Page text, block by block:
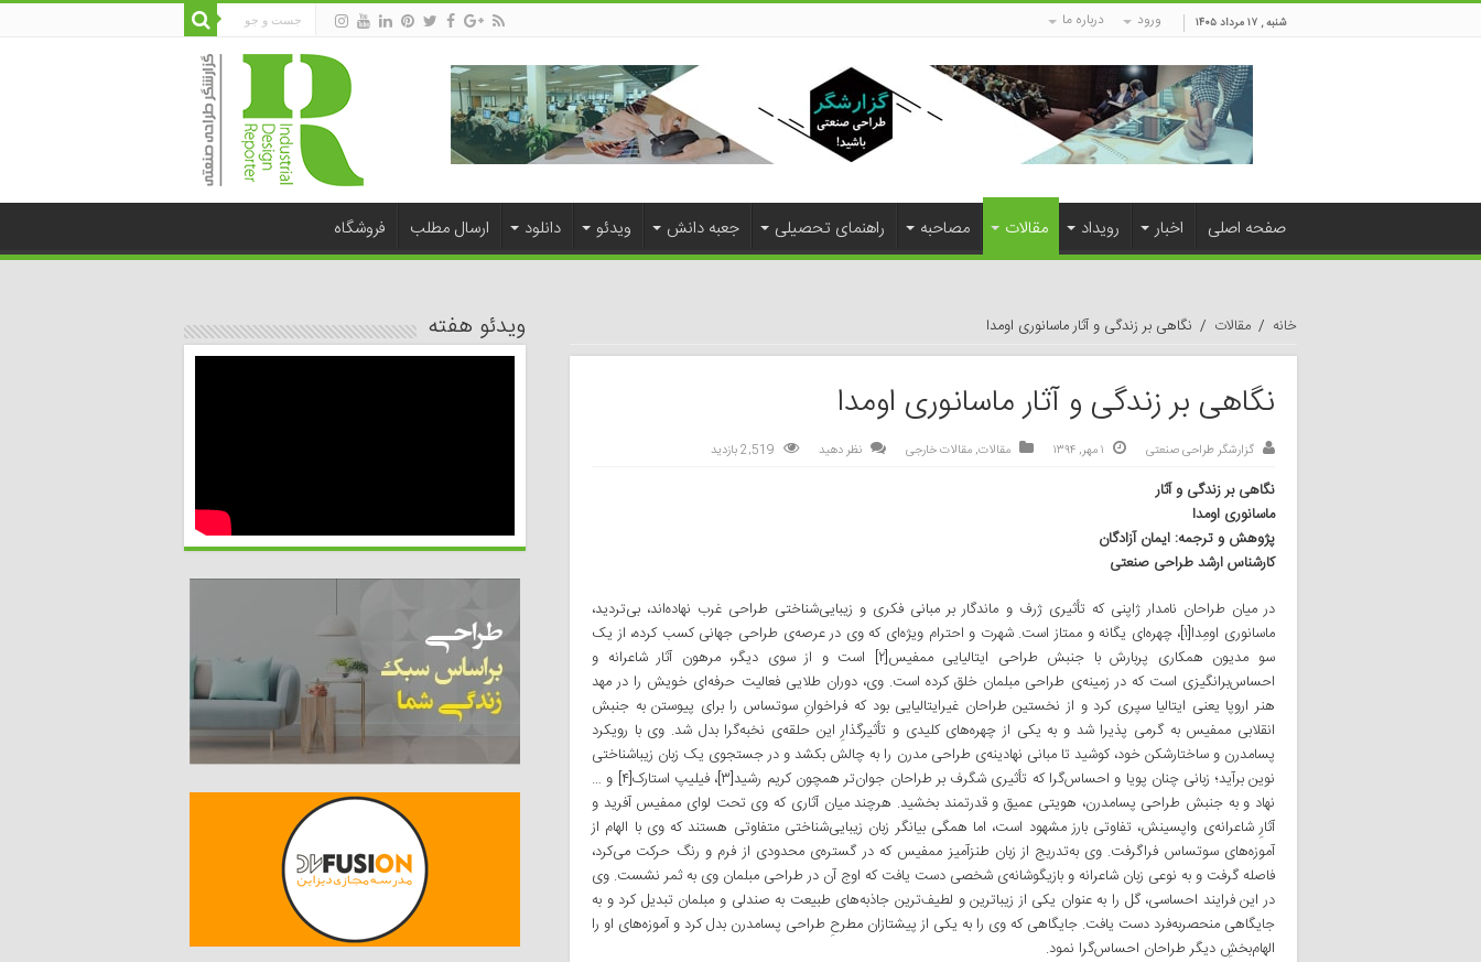
شنبه , ۱۷ مرداد ۱۴۰۵ ورود درباره ما
صفحه اصلی اخبار رویداد مقالات مصاحبه راهنمای تحصیلی جعبه دانش ویدئو دانلود ارسال مطلب فروشگاه
خانه / مقالات / نگاهی بر زندگی و آثار ماسانوری اومدا
نگاهی بر زندگی و آثار ماسانوری اومدا
گزارشگر طراحی صنعتی ۱ مهر, ۱۳۹۴ مقالات,مقالات خارجی نظر دهید 2,519 بازدید
نگاهی بر زندگی و آثار
ماسانوری اومدا
پژوهش و ترجمه: ایمان آزادگان
کارشناس ارشد طراحی صنعتی
در میان طراحان نامدار ژاپنی که تأثیری ژرف و ماندگار بر مبانی فکری و زیبایی‌شناختی طراحی غرب نهاده‌اند، بی‌تردید،
ماسانوری اومِدا[۱]، چهره‌ای یگانه و ممتاز است. شهرت و احترام ویژه‌ای که وی در عرصه‌ی طراحی جهانی کسب کرده، از یک
سو مدیون همکاری پربارش با جنبش طراحی ایتالیایی ممفیس[۲] است و از سوی دیگر، مرهون آثار شاعرانه و
احساس‌برانگیزی است که در زمینه‌ی طراحی مبلمان خلق کرده است. وی، دوران طلایی فعالیت حرفه‌ای خویش را در مهد
هنر اروپا یعنی ایتالیا سپری کرد و از نخستین طراحان غیرایتالیایی بود که فراخوانِ سوتساس را برای پیوستن به جنبش
انقلابی ممفیس به گرمی پذیرا شد و به یکی از چهره‌های کلیدی و تأثیرگذارِ این حلقه‌ی نخبه‌گرا بدل شد. وی با رویکرد
پسامدرن و ساختارشکن خود، کوشید تا مبانی نهادینه‌ی طراحی مدرن را به چالش بکشد و در جستجوی یک زبان زیباشناختی
نوین برآید؛ زبانی چنان پویا و احساس‌گرا که تأثیری شگرف بر طراحان جوان‌تر همچون کریم رشید[۳]، فیلیپ استارک[۴] و …
نهاد و به جنبش طراحی پسامدرن، هویتی عمیق و قدرتمند بخشید. هرچند میان آثاری که وی تحت لوای ممفیس آفرید و
آثارِ شاعرانه‌ی واپسینش، تفاوتی بارز مشهود است، اما همگی بیانگر زبان زیبایی‌شناختی متفاوتی هستند که وی با الهام از
آموزه‌های سوتساس فراگرفت. وی به‌تدریج از زبان طنزآمیز ممفیس که در گستره‌ی محدودی از فرم و رنگ حرکت می‌کرد،
فاصله گرفت و به نوعی زبان شاعرانه و بازیگوشانه‌ی شخصی دست یافت که اوج آن در طراحی مبلمان وی به ثمر نشست. وی
در این فرایند احساسی، گل را به عنوان یکی از زیباترین و لطیف‌ترین جاذبه‌های طبیعت به صندلی و مبلمان تبدیل کرد و به
جایگاهی منحصربه‌فرد دست یافت. جایگاهی که وی را به یکی از پیشتازان مطرحِ طراحی پسامدرن بدل کرد و آموزه‌های او را
الهام‌بخشِ دیگر طراحان احساس‌گرا نمود.
ویدئو هفته